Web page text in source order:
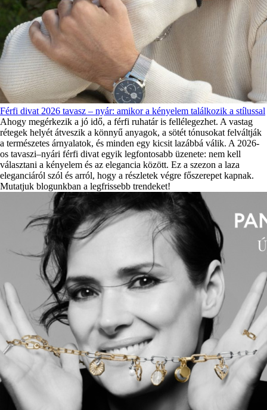
Férfi divat 2026 tavasz – nyár: amikor a kényelem találkozik a stílussal
Ahogy megérkezik a jó idő, a férfi ruhatár is fellélegezhet. A vastag
rétegek helyét átveszik a könnyű anyagok, a sötét tónusokat felváltják
a természetes árnyalatok, és minden egy kicsit lazábbá válik. A 2026-
os tavaszi–nyári férfi divat egyik legfontosabb üzenete: nem kell
választani a kényelem és az elegancia között. Ez a szezon a laza
eleganciáról szól és arról, hogy a részletek végre főszerepet kapnak.
Mutatjuk blogunkban a legfrissebb trendeket!